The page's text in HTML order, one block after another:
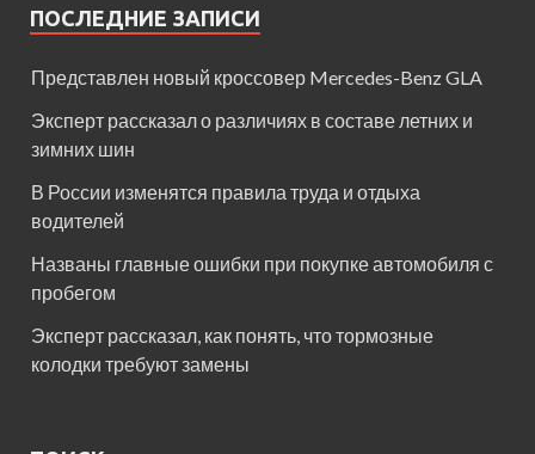
ПОСЛЕДНИЕ ЗАПИСИ
Представлен новый кроссовер Mercedes-Benz GLA
Эксперт рассказал о различиях в составе летних и
зимних шин
В России изменятся правила труда и отдыха
водителей
Названы главные ошибки при покупке автомобиля с
пробегом
Эксперт рассказал, как понять, что тормозные
колодки требуют замены